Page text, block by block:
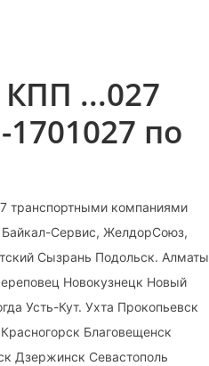
...027
по
транспортными компаниями
Сервис, ЖелдорСоюз,
Сызрань Подольск. Алматы
Новокузнецк Новый
Усть-Кут. Ухта Прокопьевск
Благовещенск
Дзержинск Севастополь